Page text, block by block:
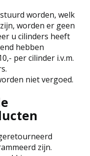
worden, welk
worden er geen
u cilinders heeft
hebben
per cilinder i.v.m.
niet vergoed.
zijn.